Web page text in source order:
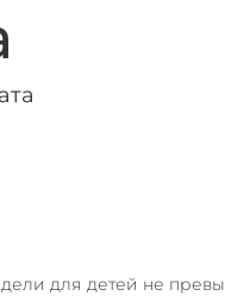
для детей не